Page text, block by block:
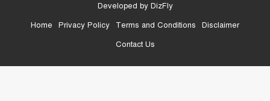
Developed by DizFly
Home
Privacy Policy Terms and Conditions
Disclaimer
Contact Us